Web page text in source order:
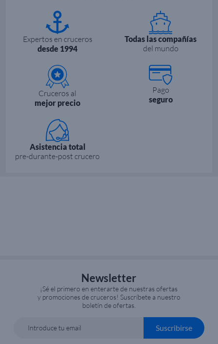
Expertos en cruceros
desde 1994
Todas las compañías
del mundo
Cruceros al
mejor precio
Pago
seguro
Asistencia total
pre-durante-post crucero
Newsletter
¡Sé el primero en enterarte de nuestras ofertas
y promociones de cruceros! Suscríbete a nuestro
boletín de ofertas.
Introduce tu email Suscribirse